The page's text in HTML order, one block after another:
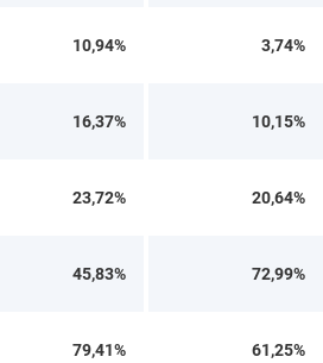
10,94% 3,74%
16,37% 10,15%
23,72% 20,64%
45,83% 72,99%
79,41% 61,25%